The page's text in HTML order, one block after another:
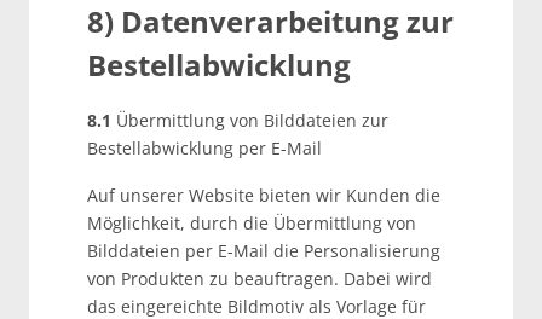
8) Datenverarbeitung zur
Bestellabwicklung
8.1 Übermittlung von Bilddateien zur
Bestellabwicklung per E-Mail
Auf unserer Website bieten wir Kunden die
Möglichkeit, durch die Übermittlung von
Bilddateien per E-Mail die Personalisierung
von Produkten zu beauftragen. Dabei wird
das eingereichte Bildmotiv als Vorlage für